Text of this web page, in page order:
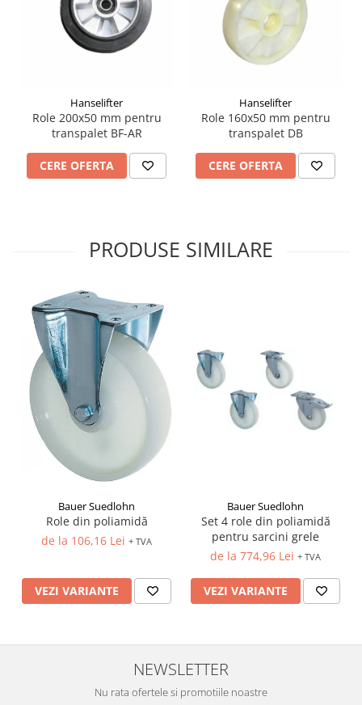
Hanselifter
Role 200x50 mm pentru
transpalet BF-AR
CERE OFERTA
Hanselifter
Role 160x50 mm pentru
transpalet DB
CERE OFERTA
PRODUSE SIMILARE
Bauer Suedlohn
Role din poliamidă
de la 106,16 Lei + TVA
VEZI VARIANTE
Bauer Suedlohn
Set 4 role din poliamidă
pentru sarcini grele
de la 774,96 Lei + TVA
VEZI VARIANTE
NEWSLETTER
Nu rata ofertele si promotiile noastre